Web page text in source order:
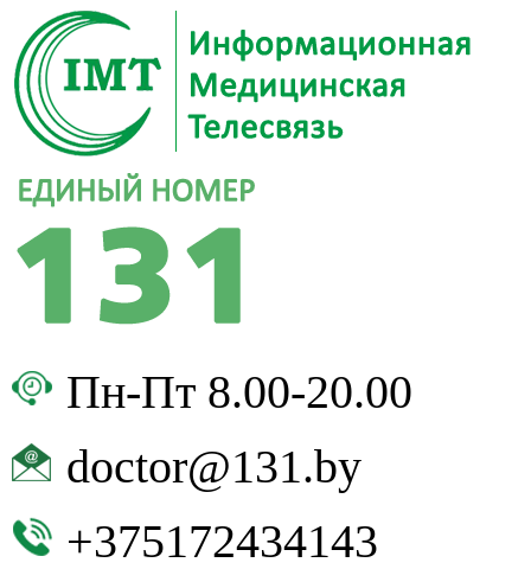
Пн-Пт 8.00-20.00
doctor@131.by
+375172434143